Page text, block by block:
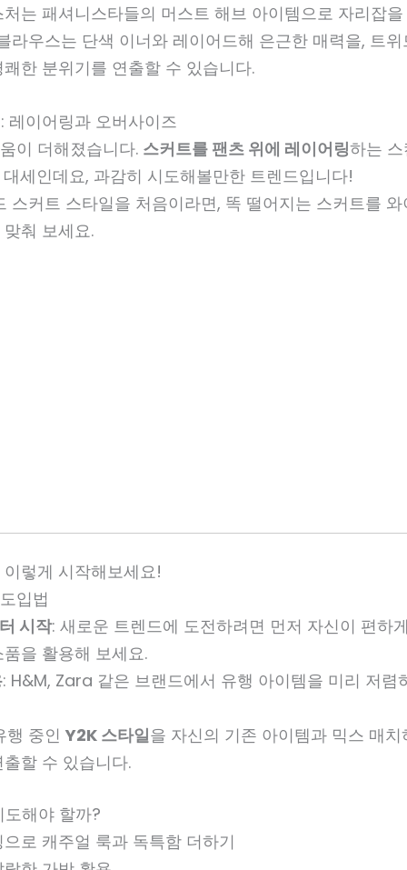
는 패셔니스타들의 머스트 해브 아이템으로 자리잡
라우스는 단색 이너와 레이어드해 은근한 매력을, 트위
한 분위기를 연출할 수 있습니다.
레이어링과 오버사이즈
이 더해졌습니다. 스커트를 팬츠 위에 레이어링하는
세인데요, 과감히 시도해볼만한 트렌드입니다!
스커트 스타일을 처음이라면, 똑 떨어지는 스커트를
춰 보세요.
렇게 시작해보세요!
입법
시작: 새로운 트렌드에 도전하려면 먼저 자신이 편하
을 활용해 보세요.
: H&M, Zara 같은 브랜드에서 유행 아이템을 미리 저렴
행 중인 Y2K 스타일을 자신의 기존 아이템과 믹스 매
할 수 있습니다.
해야 할까?
로 캐주얼 룩과 독특함 더하기